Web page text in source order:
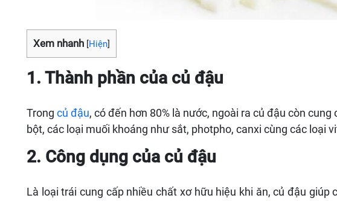
Xem nhanh [Hiện]
1. Thành phần của củ đậu
Trongcủ đậu, có đến hơn 80% là nước, ngoài ra củ đậu còn
bột, các loại muối khoáng như sắt, photpho, canxi cùng các loại
2. Công dụng của củ đậu
Là loại trái cung cấp nhiều chất xơ hữu hiệu khi ăn, củ đậu